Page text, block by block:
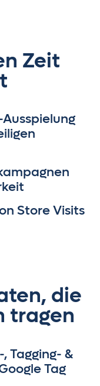
Zeit
Store Visits
die
tragen
Tagging- &
Tag